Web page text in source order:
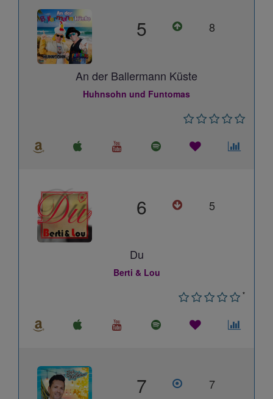
5 8
An der Ballermann Küste
Huhnsohn und Funtomas
6 5
Du
Berti & Lou
*
7 7